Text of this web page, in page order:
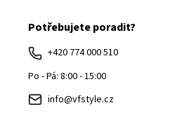
Potřebujete poradit?
+420 774 000 510
Po - Pá: 8:00 - 15:00
info@vfstyle.cz